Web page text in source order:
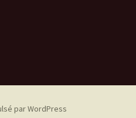
par WordPress